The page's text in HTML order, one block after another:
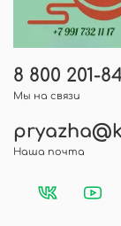
8 800 201-
Мы на связи
Наша почта